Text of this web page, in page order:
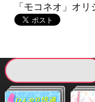
「モコネオ」オ